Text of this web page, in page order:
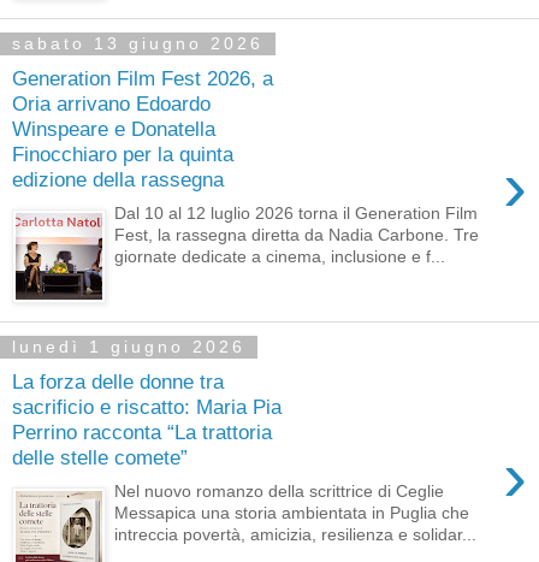
sabato 13 giugno 2026
Generation Film Fest 2026, a
Oria arrivano Edoardo
Winspeare e Donatella
Finocchiaro per la quinta
edizione della rassegna
›
Dal 10 al 12 luglio 2026 torna il Generation Film
Fest, la rassegna diretta da Nadia Carbone. Tre
giornate dedicate a cinema, inclusione e f...
lunedì 1 giugno 2026
La forza delle donne tra
sacrificio e riscatto: Maria Pia
Perrino racconta “La trattoria
delle stelle comete”
›
Nel nuovo romanzo della scrittrice di Ceglie
Messapica una storia ambientata in Puglia che
intreccia povertà, amicizia, resilienza e solidar...